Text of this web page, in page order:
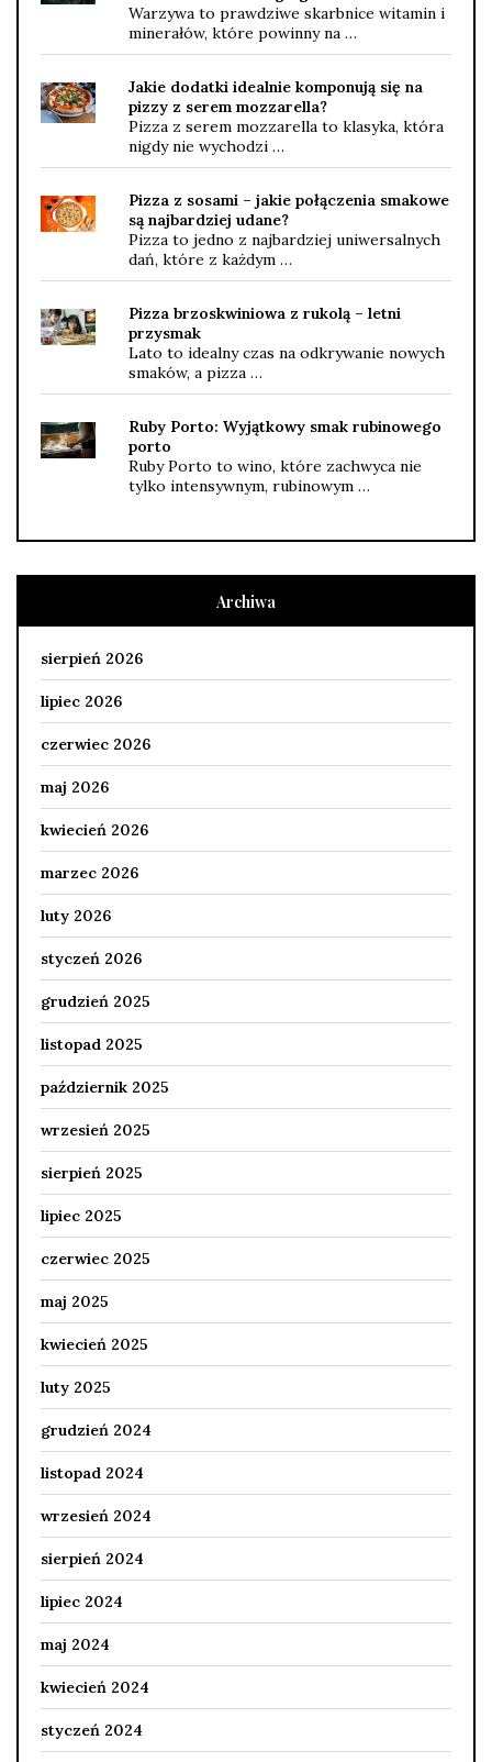
Warzywa to prawdziwe skarbnice witamin i
minerałów, które powinny na …
Jakie dodatki idealnie komponują się na
pizzy z serem mozzarella?
Pizza z serem mozzarella to klasyka, która
nigdy nie wychodzi …
Pizza z sosami – jakie połączenia smakowe
są najbardziej udane?
Pizza to jedno z najbardziej uniwersalnych
dań, które z każdym …
Pizza brzoskwiniowa z rukolą – letni
przysmak
Lato to idealny czas na odkrywanie nowych
smaków, a pizza …
Ruby Porto: Wyjątkowy smak rubinowego
porto
Ruby Porto to wino, które zachwyca nie
tylko intensywnym, rubinowym …
Archiwa
sierpień 2026
lipiec 2026
czerwiec 2026
maj 2026
kwiecień 2026
marzec 2026
luty 2026
styczeń 2026
grudzień 2025
listopad 2025
październik 2025
wrzesień 2025
sierpień 2025
lipiec 2025
czerwiec 2025
maj 2025
kwiecień 2025
luty 2025
grudzień 2024
listopad 2024
wrzesień 2024
sierpień 2024
lipiec 2024
maj 2024
kwiecień 2024
styczeń 2024